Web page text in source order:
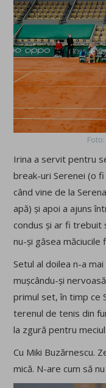
Irina a servit pentru
break-uri Serenei (o
când vine de la
apă) și apoi a ajuns
condus și ar fi trebuit
nu-și găsea
Setul al doilea n-a
mușcându-și
primul set, în timp ce
terenul de tenis din
la zgură pentru
Cu Miki Buzărnescu.
mică. N-are cum să